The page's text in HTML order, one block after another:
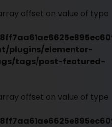
offset on value of type
plugins/elementor-
tags/post-featured-
offset on value of type